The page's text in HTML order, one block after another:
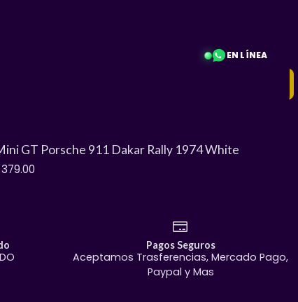
EN LÍNEA
GT Porsche 911 Dakar Rally 1974 White
Pagos Seguros
Aceptamos Trasferencias, Mercado Pago,
Paypal y Mas